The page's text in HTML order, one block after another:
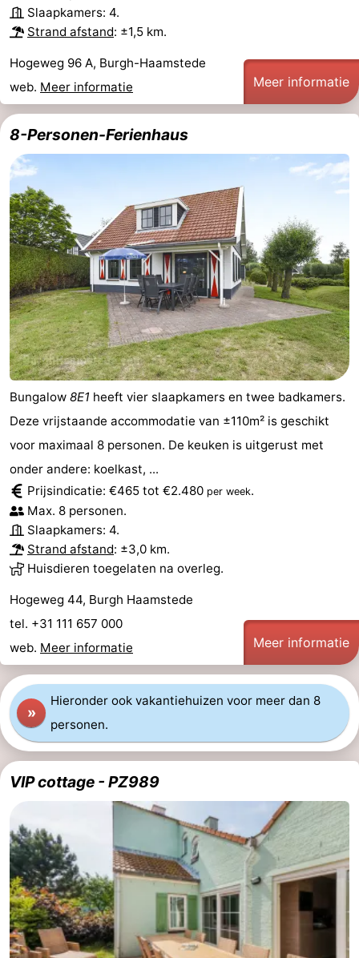
Slaapkamers: 4.
Strand afstand: ±1,5 km.
Hogeweg 96 A, Burgh-Haamstede
web. Meer informatie Meer informatie
8-Personen-Ferienhaus
Bungalow 8E1 heeft vier slaapkamers en twee badkamers.
Deze vrijstaande accommodatie van ±110m² is geschikt
voor maximaal 8 personen. De keuken is uitgerust met
onder andere: koelkast, ...
Prijsindicatie: €465 tot €2.480 per week.
Max. 8 personen.
Slaapkamers: 4.
Strand afstand: ±3,0 km.
Huisdieren toegelaten na overleg.
Hogeweg 44, Burgh Haamstede
tel. +31 111 657 000
web. Meer informatie Meer informatie
»
Hieronder ook vakantiehuizen voor meer dan 8
personen.
VIP cottage - PZ989